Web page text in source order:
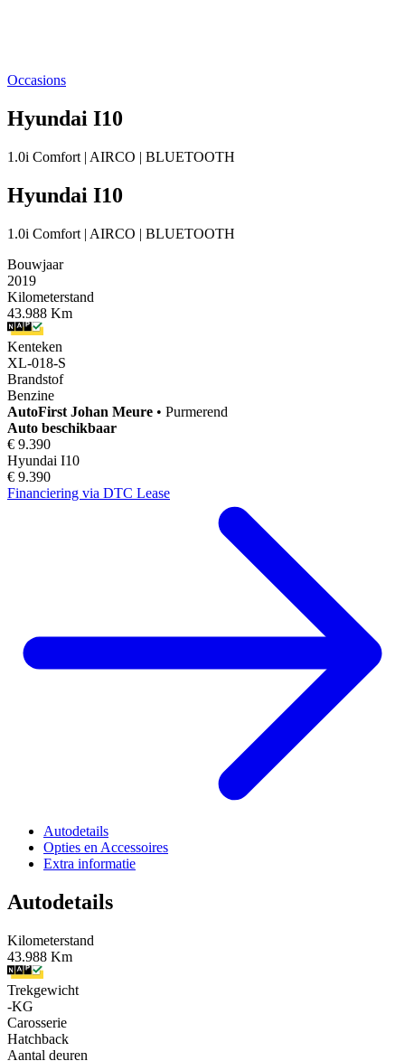
Occasions
Hyundai I10
1.0i Comfort | AIRCO | BLUETOOTH
Hyundai I10
1.0i Comfort | AIRCO | BLUETOOTH
Bouwjaar
2019
Kilometerstand
43.988 Km
Kenteken
XL-018-S
Brandstof
Benzine
AutoFirst Johan Meure • Purmerend
Auto beschikbaar
€ 9.390
Hyundai I10
€ 9.390
Financiering via DTC Lease
Autodetails
Opties en Accessoires
Extra informatie
Autodetails
Kilometerstand
43.988 Km
Trekgewicht
-KG
Carosserie
Hatchback
Aantal deuren